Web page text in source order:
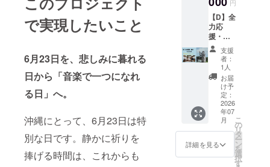
で実現したいこと
6月23日を、悲しみに暮れる
日から「音楽で一つになれ
る日」へ。
沖縄にとって、6月23日は特
別な日です。静かに祈りを
捧げる時間は、これからも
ザ 小
学校 諸
見 小
学校 中
の町小
学校 島
袋 小
学校 山
内 小
学校 美
里 小
学校 北
美 小
学校 高
原 小
希望さ
れるお
名前を
ご記入
くださ
からの
ありが
とう
メール
■うむい
のわ実
行委員
ご支援
への感
■原則と
して、
商品到
着後の
ご支援
者様都
合での
交換・
返品・
キャン
セルは
受け付
けてお
りませ
円
【D】全
力応
援・寄
付 ・子
どもた
ちへタ
オルプ
レゼン
ト（自
分1枚＋
2枚寄
付）
デザイ
ン ：
作成中
支援
者：
1人
お届
け予
定：
2026
年07
月
詳細を見る
こ
の
リ
タ
ー
ン
を
選
択
す